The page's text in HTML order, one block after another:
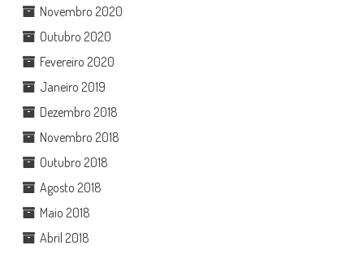
Novembro 2020
Outubro 2020
Fevereiro 2020
Janeiro 2019
Dezembro 2018
Novembro 2018
Outubro 2018
Agosto 2018
Maio 2018
Abril 2018